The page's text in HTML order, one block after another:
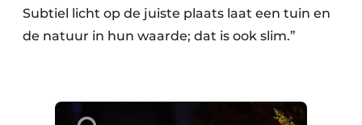
Subtiel licht op de juiste plaats laat een tuin en
de natuur in hun waarde; dat is ook slim.”